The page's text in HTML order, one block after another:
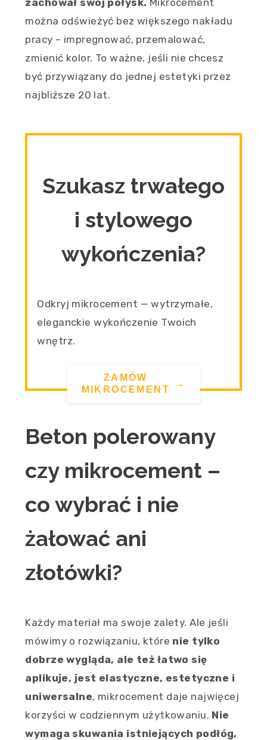
można odświeżyć bez większego nakładu
pracy – impregnować, przemalować,
zmienić kolor. To ważne, jeśli nie chcesz
być przywiązany do jednej estetyki przez
najbliższe 20 lat.
Szukasz trwałego
i stylowego
wykończenia?
Odkryj mikrocement — wytrzymałe,
eleganckie wykończenie Twoich
wnętrz.
ZAMÓW
MIKROCEMENT
→
Beton polerowany
czy mikrocement –
co wybrać i nie
żałować ani
złotówki?
Każdy materiał ma swoje zalety. Ale jeśli
mówimy o rozwiązaniu, które nie tylko
dobrze wygląda, ale też łatwo się
aplikuje, jest elastyczne, estetyczne i
uniwersalne, mikrocement daje najwięcej
korzyści w codziennym użytkowaniu. Nie
wymaga skuwania istniejących podłóg,